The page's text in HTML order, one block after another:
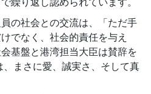
の社会との交流は、「ただ手
でなく、社会的責任を与え
基盤と港湾担当大臣は賛辞を
まさに愛、誠実さ、そして真